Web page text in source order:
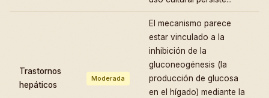
Trastornos
hepáticos
Moderada
El mecanismo parece
estar vinculado a la
inhibición de la
gluconeogénesis (la
producción de glucosa
en el hígado) mediante la